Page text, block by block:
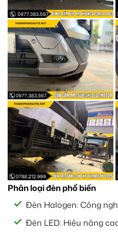
Phân loại đèn phổ biến
Đèn Halogen: Công
Đèn LED: Hiệu năng